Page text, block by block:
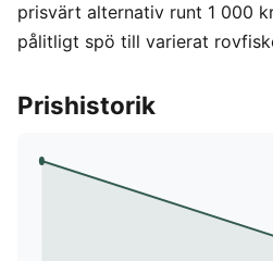
prisvärt alternativ runt 1 000
pålitligt spö till varierat
Prishistorik